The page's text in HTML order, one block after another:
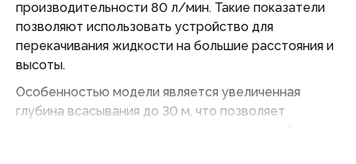
производительности 80 л/мин. Такие показатели
позволяют использовать устройство для
перекачивания жидкости на большие расстояния и
высоты.
Особенностью модели является увеличенная
глубина всасывания до 30 м, что позволяет